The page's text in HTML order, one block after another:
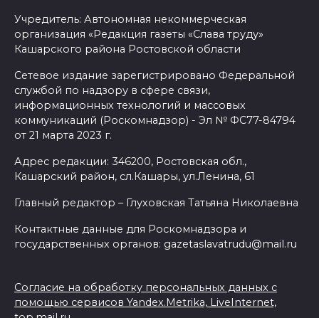
Учредитель: Автономная некоммерческая
организация «Редакция газеты «Слава труду»
Кашарского района Ростовской области
Сетевое издание зарегистрировано Федеральной
службой по надзору в сфере связи,
информационных технологий и массовых
коммуникаций (Роскомнадзор) - Эл № ФС77-84794
от 21 марта 2023 г.
Адрес редакции: 346200, Ростовская обл.,
Кашарский район, сл.Кашары, ул.Ленина, 61
Главный редактор – Глуховская Татьяна Николаевна
Контактные данные для Роскомнадзора и
государственных органов: gazetaslavatrudu@mail.ru
Согласие на обработку персональных данных с
помощью сервисов Yandex.Metrika, LiveInternet,